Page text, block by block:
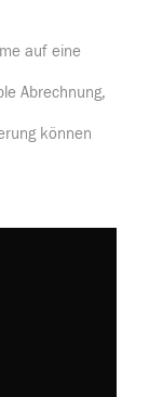
auf eine
Abrechnung,
können